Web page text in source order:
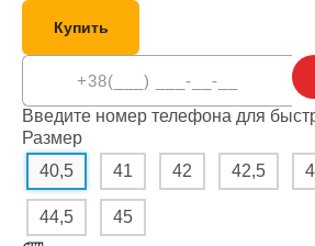
Купить
Введите номер телефона для
Размер
40,5
41 42 42,5
44,5 45